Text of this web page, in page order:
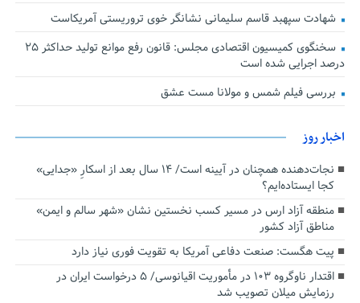
شهادت سپهبد قاسم سلیمانی نشانگر خوی تروریستی آمریکاست
سخنگوی کمیسیون اقتصادی مجلس: قانون رفع موانع تولید حداکثر ۲۵
درصد اجرایی شده است
بررسی فیلم شمس و مولانا مست عشق
اخبار روز
نجات‌دهنده‌ همچنان در آیینه است/ ۱۴ سال بعد از اسکارِ «جدایی»
کجا ایستاده‌ایم؟
منطقه آزاد ارس در مسیر کسب نخستین نشان «شهر سالم و ایمن»
مناطق آزاد کشور
پیت هگست: صنعت دفاعی آمریکا به تقویت فوری نیاز دارد
اقتدار ناوگروه ۱۰۳ در مأموریت‌ اقیانوسی/ ۵ درخواست ایران در
رزمایش میلان تصویب شد